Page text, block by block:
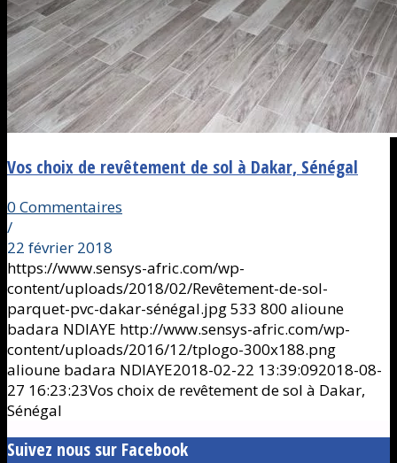
Vos choix de revêtement de sol à Dakar, Sénégal
0 Commentaires
/
22 février 2018
https://www.sensys-afric.com/wp-
content/uploads/2018/02/Revêtement-de-sol-
parquet-pvc-dakar-sénégal.jpg533 800 alioune
badara NDIAYE http://www.sensys-afric.com/wp-
content/uploads/2016/12/tplogo-300x188.png
alioune badara NDIAYE2018-02-22 13:39:092018-08-
27 16:23:23Vos choix de revêtement de sol à Dakar,
Sénégal
Suivez nous sur Facebook